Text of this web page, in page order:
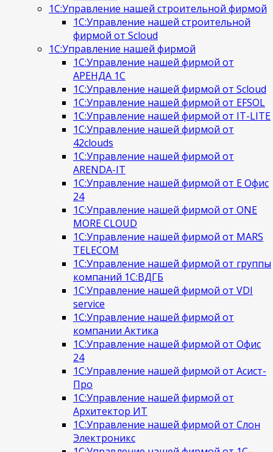
1С:Управление нашей строительной фирмой
1С:Управление нашей строительной
фирмой от Scloud
1С:Управление нашей фирмой
1С:Управление нашей фирмой от
АРЕНДА 1С
1С:Управление нашей фирмой от Scloud
1С:Управление нашей фирмой от EFSOL
1С:Управление нашей фирмой от IT-LITE
1С:Управление нашей фирмой от
42clouds
1С:Управление нашей фирмой от
ARENDA-IT
1С:Управление нашей фирмой от Е Офис
24
1С:Управление нашей фирмой от ONE
MORE CLOUD
1С:Управление нашей фирмой от MARS
TELECOM
1С:Управление нашей фирмой от группы
компаний 1С:ВДГБ
1С:Управление нашей фирмой от VDI
service
1С:Управление нашей фирмой от
компании Актика
1С:Управление нашей фирмой от Офис
24
1С:Управление нашей фирмой от Асист-
Про
1С:Управление нашей фирмой от
Архитектор ИТ
1С:Управление нашей фирмой от Слон
Электроникс